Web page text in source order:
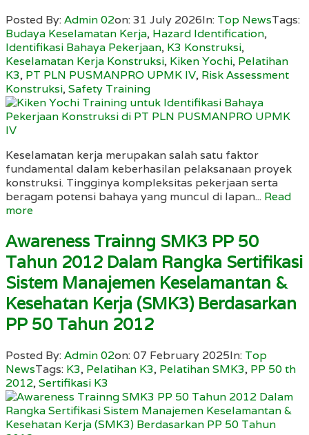
Posted By:Admin 02on:31 July 2026In: Top NewsTags:
Budaya Keselamatan Kerja, Hazard Identification,
Identifikasi Bahaya Pekerjaan, K3 Konstruksi,
Keselamatan Kerja Konstruksi, Kiken Yochi, Pelatihan
K3, PT PLN PUSMANPRO UPMK IV, Risk Assessment
Konstruksi,Safety Training
Keselamatan kerja merupakan salah satu faktor
fundamental dalam keberhasilan pelaksanaan proyek
konstruksi. Tingginya kompleksitas pekerjaan serta
beragam potensi bahaya yang muncul di lapan... Read
more
Awareness Trainng SMK3 PP 50
Tahun 2012 Dalam Rangka Sertifikasi
Sistem Manajemen Keselamantan &
Kesehatan Kerja (SMK3) Berdasarkan
PP 50 Tahun 2012
Posted By:Admin 02on:07 February 2025In: Top
NewsTags: K3, Pelatihan K3, Pelatihan SMK3, PP 50 th
2012,Sertifikasi K3